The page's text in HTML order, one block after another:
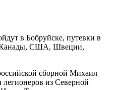
в Бобруйске, путевки в
Канады, США, Швеции,
сборной Михаил
из Северной